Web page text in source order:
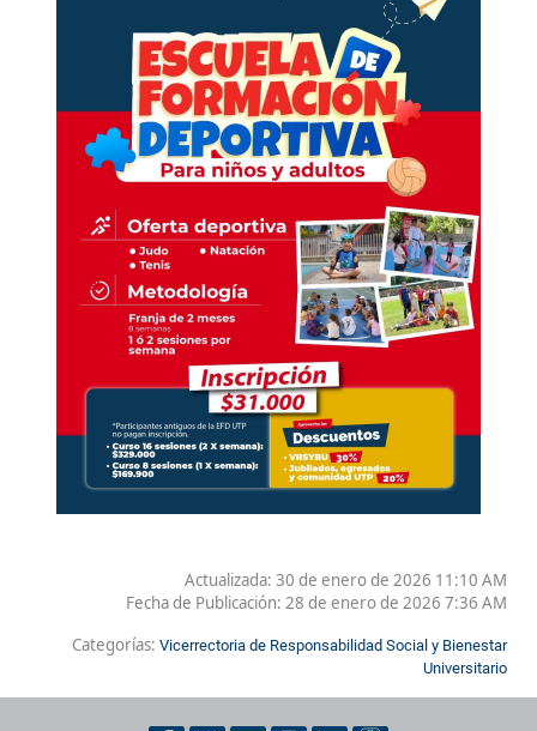
Actualizada: 30 de enero de 2026 11:10 AM
Fecha de Publicación: 28 de enero de 2026 7:36 AM
Categorías: Vicerrectoria de Responsabilidad Social y Bienestar
Universitario